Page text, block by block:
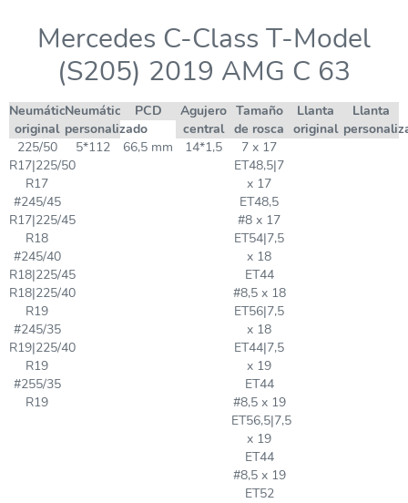
Mercedes C-Class T-Model
(S205) 2019 AMG C 63
Neumático
original
Neumático
personalizado
PCD
Agujero
central
Tamaño
de rosca
Llanta
original
Llanta
225/50
R17|225/50
R17
#245/45
R17|225/45
R18
#245/40
R18|225/45
R18|225/40
R19
#245/35
R19|225/40
R19
#255/35
R19
5*112 66,5 mm 14*1,5
7 x 17
ET48,5|7
x 17
ET48,5
#8 x 17
ET54|7,5
x 18
ET44
#8,5 x 18
ET56|7,5
x 18
ET44|7,5
x 19
ET44
#8,5 x 19
ET56,5|7,5
x 19
ET44
#8,5 x 19
ET52